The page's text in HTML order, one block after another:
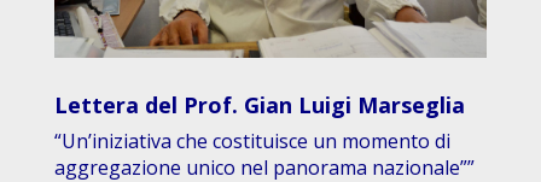
Lettera del Prof. Gian Luigi Marseglia
“Un’iniziativa che costituisce un momento di
aggregazione unico nel panorama nazionale””